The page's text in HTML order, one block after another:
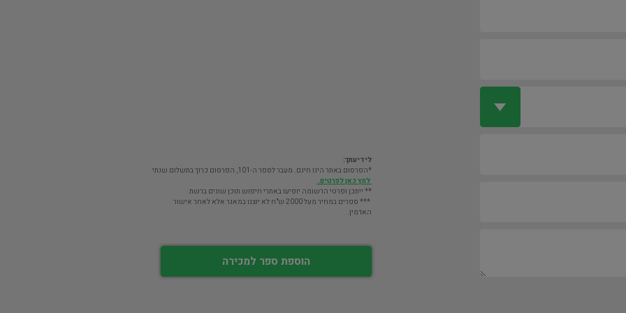
לידיעתך:
*הפרסום באתר הינו חינם. מעבר לספר ה-101, הפרסום כרוך בתשלום שנתי
לחץ כאן לפרטים.
** ייתכן ופרטי הרשומה יופיעו באתרי חיפוש תוכן שונים ברשת
*** ספרים במחיר מעל 2000 ש"ח לא יוצגו במאגר אלא לאחר אישור
האדמין.
הוספת ספר למכירה